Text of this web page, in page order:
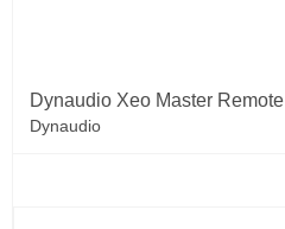
Dynaudio Xeo Master Remote
Dynaudio